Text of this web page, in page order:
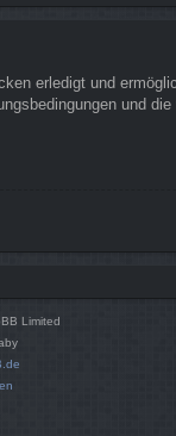
erledigt und
und
Limited